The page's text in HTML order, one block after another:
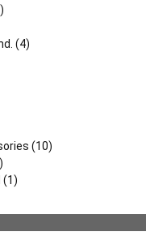
(4)
(10)
(1)